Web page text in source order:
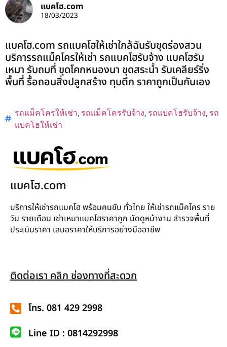
แบคโฮ.com
18/03/2023
แบคโฮ.com รถแบคโฮให้เช่าใกล้ฉันรับขุดร่องสวน
บริการรถแม็คโครให้เช่า รถแบคโฮรับจ้าง แบคโฮรับ
เหมา รับถมที่ ขุดโคกหนองนา ขุดสระน้ำ รับเคลียร์ริ่ง
พื้นที่ รื้อถอนสิ่งปลูกสร้าง ทุบตึก ราคาถูกเป็นกันเอง
รถแม็คโครให้เช่า, รถแม็คโครรับจ้าง, รถแบคโฮรับจ้าง, รถ
แบคโฮให้เช่า
แบคโฮ.com
บริการให้เช่ารถแบคโฮ พร้อมคนขับ ทั่วไทย ให้เช่ารถแม็คโคร ราย
วัน รายเดือน เช่าเหมาแบคโฮราคาถูก นัดดูหน้างาน สำรวจพื้นที่
ประเมินราคา เสนอราคาให้บริการอย่างมืออาชีพ
ติดต่อเรา คลิก ช่องทางที่สะดวก
โทร. 081 429 2998
Line ID : 0814292998